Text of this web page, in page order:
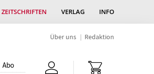
ZEITSCHRIFTEN VERLAG INFO
Über uns Redaktion
Abo